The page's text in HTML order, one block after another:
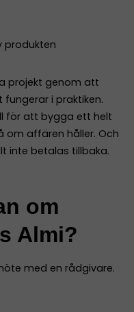
produkten
projekt genom att
i praktiken.
för att bygga ett helt
affären håller. Och
inte betalas tillbaka.
om
Almi?
med en rådgivare.